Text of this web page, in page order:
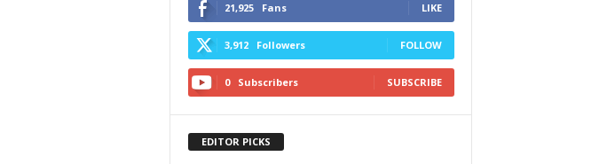
21,925 Fans LIKE
3,912 Followers FOLLOW
0 Subscribers SUBSCRIBE
EDITOR PICKS